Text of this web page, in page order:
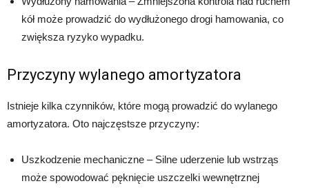
kół może prowadzić do wydłużonego drogi hamowania, co
zwiększa ryzyko wypadku.
Przyczyny wylanego amortyzatora
Istnieje kilka czynników, które mogą prowadzić do wylanego
amortyzatora. Oto najczęstsze przyczyny:
Uszkodzenie mechaniczne – Silne uderzenie lub wstrząs
może spowodować pęknięcie uszczelki wewnętrznej